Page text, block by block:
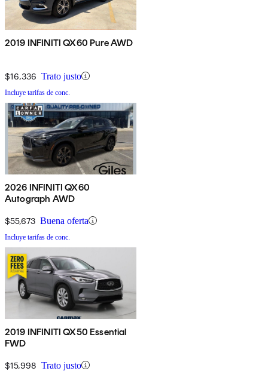
2019 INFINITI QX60 Pure AWD
$16,336 Trato justo
Incluye tarifas de conc.
2026 INFINITI QX60
Autograph AWD
$55,673 Buena oferta
Incluye tarifas de conc.
2019 INFINITI QX50 Essential
FWD
$15,998 Trato justo